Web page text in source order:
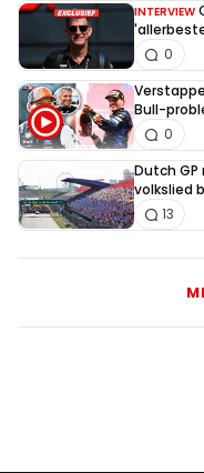
INTERVIEW
0
Bull-
0
Dutch
volkslied
13